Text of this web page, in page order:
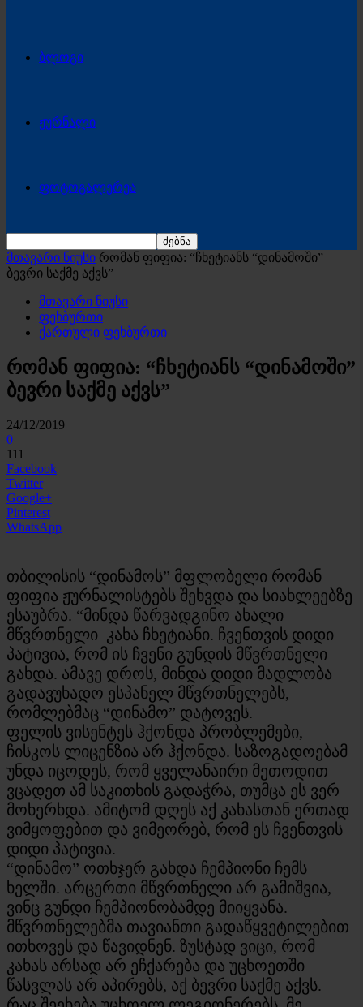
ბლოგი
ჟურნალი
ფოტოგალერეა
მთავარი ნიუსი რომან ფიფია: “ჩხეტიანს “დინამოში”
ბევრი საქმე აქვს”
მთავარი ნიუსი
ფეხბურთი
ქართული ფეხბურთი
რომან ფიფია: “ჩხეტიანს “დინამოში”
ბევრი საქმე აქვს”
24/12/2019
0
111
Facebook
Twitter
Google+
Pinterest
WhatsApp
თბილისის “დინამოს” მფლობელი რომან
ფიფია ჟურნალისტებს შეხვდა და სიახლეებზე
ესაუბრა. “მინდა წარვადგინო ახალი
მწვრთნელი კახა ჩხეტიანი. ჩვენთვის დიდი
პატივია, რომ ის ჩვენი გუნდის მწვრთნელი
გახდა. ამავე დროს, მინდა დიდი მადლობა
გადავუხადო ესპანელ მწვრთნელებს,
რომლებმაც “დინამო” დატოვეს.
ფელის ვისენტეს ჰქონდა პრობლემები,
ჩისკოს ლიცენზია არ ჰქონდა. საზოგადოებამ
უნდა იცოდეს, რომ ყველანაირი მეთოდით
ვცადეთ ამ საკითხის გადაჭრა, თუმცა ეს ვერ
მოხერხდა. ამიტომ დღეს აქ კახასთან ერთად
ვიმყოფებით და ვიმეორებ, რომ ეს ჩვენთვის
დიდი პატივია.
“დინამო” ოთხჯერ გახდა ჩემპიონი ჩემს
ხელში. არცერთი მწვრთნელი არ გამიშვია,
ვინც გუნდი ჩემპიონობამდე მიიყვანა.
მწვრთნელებმა თავიანთი გადაწყვეტილებით
ითხოვეს და წავიდნენ. ზუსტად ვიცი, რომ
კახას არსად არ ეჩქარება და უცხოეთში
წასვლას არ აპირებს, აქ ბევრი საქმე აქვს.